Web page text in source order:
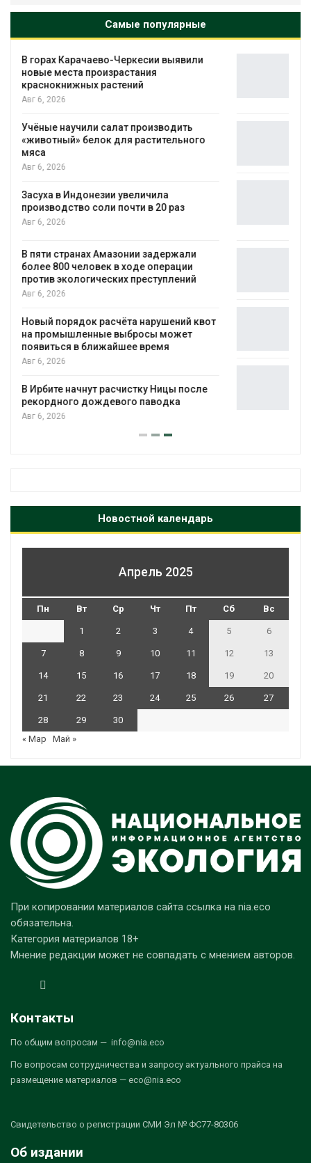
Самые популярные
В Домодедове ликвидируют
последствия разлива химикатов после
пожара на складе
Изменение климата меняет ареалы
бабочек по всему миру
установки солнечных панелей для
бизнеса
Москвариум отметит 11-летие
трёхдневным фестивалем
Авг 5, 2026
проверяют по статье о терроризме
Авг 5, 2026
для охраны израильской тюрьмы
Авг 5, 2026
Новостной календарь
Апрель 2025
Пн Вт Ср Чт Пт Сб Вс
1 2 3 4 5 6
7 8 9 10 11 12 13
14 15 16 17 18 19 20
21 22 23 24 25 26 27
28 29
30
« Мар
Май »
При копировании материалов сайта ссылка на nia.eco
обязательна.
Категория материалов 18+
Мнение редакции может не совпадать с мнением авторов.
Контакты
По общим вопросам — info@nia.eco
По вопросам сотрудничества и запросу актуального прайса на
размещение материалов — eco@nia.eco
Свидетельство о регистрации СМИ Эл № ФС77-80306
Об издании